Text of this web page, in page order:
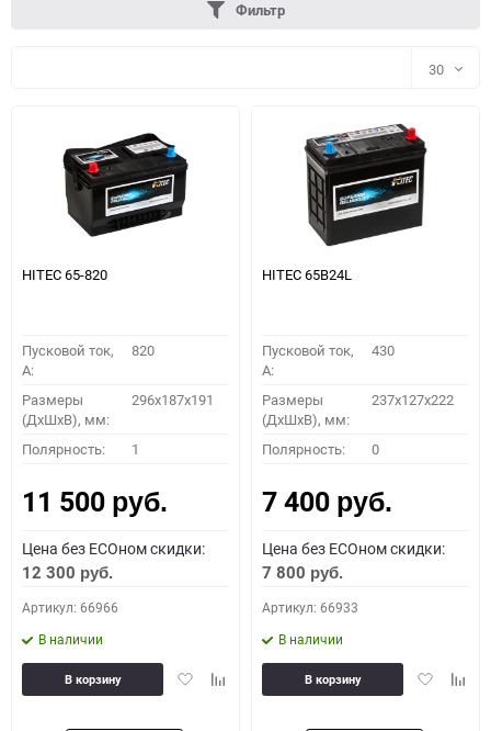
ПОДОБРАТЬ
Как определить полярность?
0 - обратная 1 - прямая 3 - обратная 4 - прямая
Фильтр
30
30
60
90
HITEC 65-820
Пусковой ток,
A:
820
Размеры
(ДхШхВ), мм:
296х187х191
Полярность: 1
11 500 руб.
Цена без ECOном скидки:
12 300 руб.
Артикул: 66966
В наличии
ДобавитьДобавить
В корзину
HITEC 65B24L
Пусковой ток,
A:
430
Размеры
(ДхШхВ), мм:
237x127x222
Полярность: 0
7 400 руб.
Цена без ECOном скидки:
7 800 руб.
Артикул: 66933
В наличии
Добавить
В корзину